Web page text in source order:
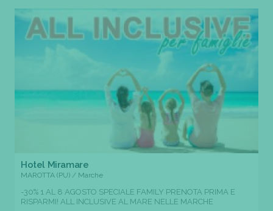
Hotel Miramare
MAROTTA (PU) / Marche
-30% 1 AL 8 AGOSTO SPECIALE FAMILY PRENOTA PRIMA E
RISPARMI! ALL INCLUSIVE AL MARE NELLE MARCHE